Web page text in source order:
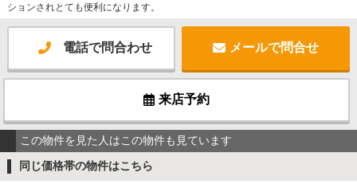
ションされとても便利になります。
電話で問合わせ メールで問合せ
来店予約
この物件を見た人はこの物件も見ています
同じ価格帯の物件はこちら